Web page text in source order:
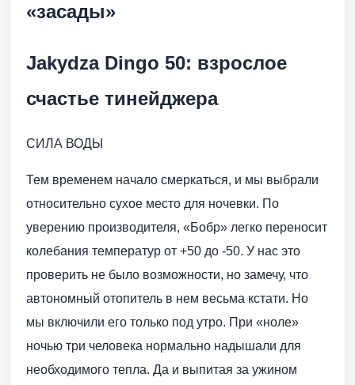
«засады»
Jakydza Dingo 50: взрослое
счастье тинейджера
СИЛА ВОДЫ
Тем временем начало смеркаться, и мы выбрали
относительно сухое место для ночевки. По
уверению производителя, «Бобр» легко переносит
колебания температур от +50 до -50. У нас это
проверить не было возможности, но замечу, что
автономный отопитель в нем весьма кстати. Но
мы включили его только под утро. При «ноле»
ночью три человека нормально надышали для
необходимого тепла. Да и выпитая за ужином